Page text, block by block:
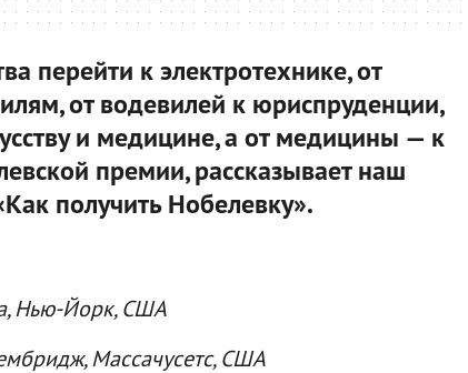
перейти к электротехнике, от
от водевилей к юриспруденции,
и медицине, а от медицины — к
премии, рассказывает наш
получить Нобелевку».
Нью-Йорк, США
Массачусетс, США